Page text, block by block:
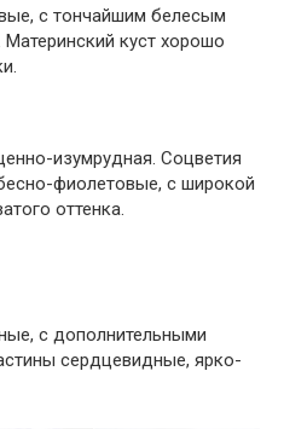
с тончайшим белесым
куст хорошо
изумрудная. Соцветия
фиолетовые, с широкой
оттенка.
с дополнительными
сердцевидные, ярко-